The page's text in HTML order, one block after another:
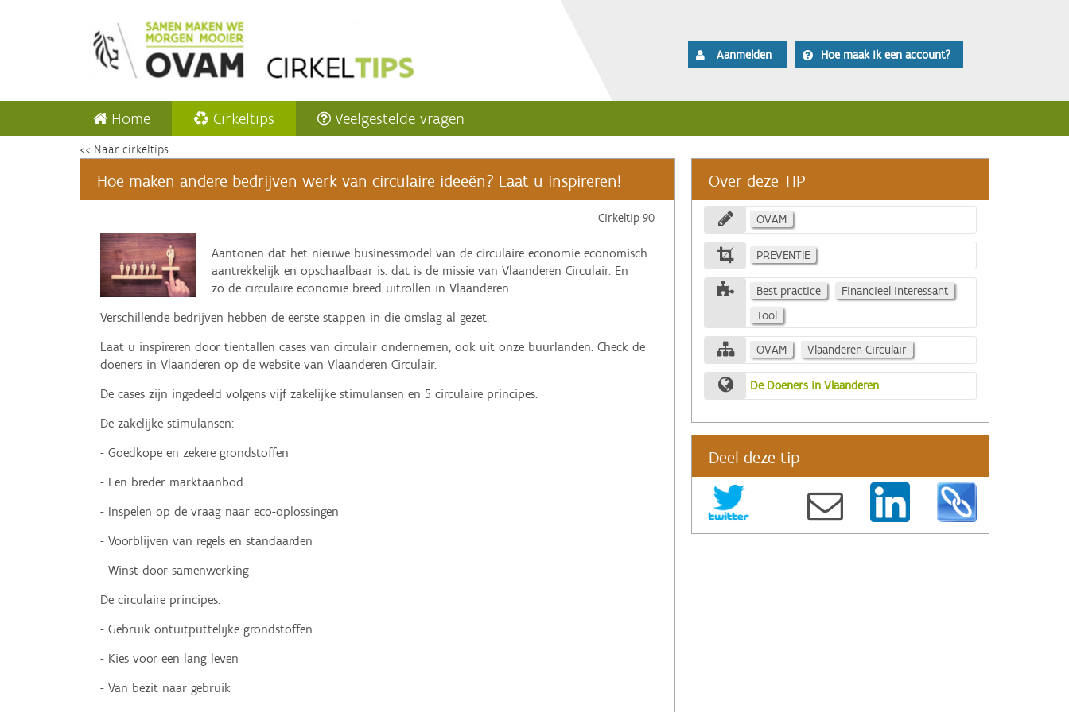
Aanmelden Hoe maak ik een account?
Home Cirkeltips Veelgestelde vragen
<< Naar cirkeltips
Hoe maken andere bedrijven werk van circulaire ideeën? Laat u inspireren!
Cirkeltip 90
‌Aantonen dat het nieuwe businessmodel van de circulaire economie economisch
aantrekkelijk en opschaalbaar is: dat is de missie van Vlaanderen Circulair. En
zo de circulaire economie breed uitrollen in Vlaanderen.
Verschillende bedrijven hebben de eerste stappen in die omslag al gezet.
Laat u inspireren door tientallen cases van circulair ondernemen, ook uit onze buurlanden. Check de
doeners in Vlaanderen op de website van Vlaanderen Circulair.
De cases zijn ingedeeld volgens vijf zakelijke stimulansen en 5 circulaire principes.
De zakelijke stimulansen:
- Goedkope en zekere grondstoffen
- Een breder marktaanbod
- Inspelen op de vraag naar eco-oplossingen
- Voorblijven van regels en standaarden
- Winst door samenwerking
De circulaire principes:
- Gebruik ontuitputtelijke grondstoffen
- Kies voor een lang leven
- Van bezit naar gebruik
Over deze TIP
OVAM
PREVENTIE
Best practice
Financieel interessant
Tool
OVAM Vlaanderen Circulair
De Doeners in Vlaanderen
Deel deze tip